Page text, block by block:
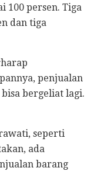
100 persen. Tiga
dan tiga
penjualan
bergeliat lagi.
seperti
ada
barang